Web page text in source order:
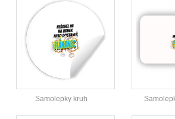
Samolepky kruh